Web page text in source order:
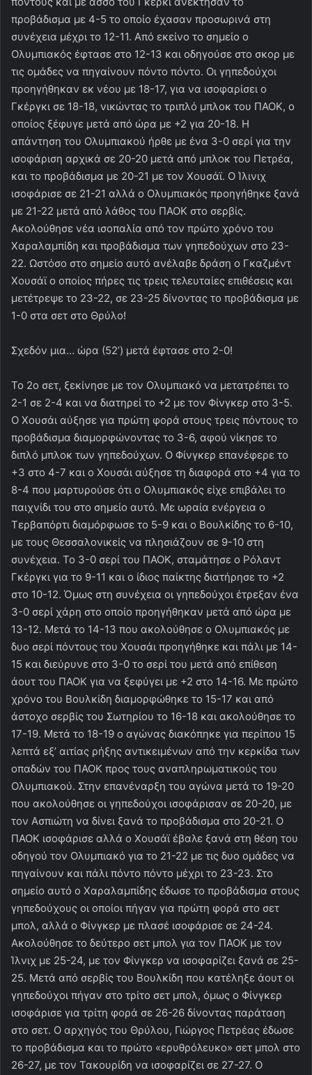
προβάδισμα με 4-5 το οποίο έχασαν προσωρινά στη
συνέχεια μέχρι το 12-11. Από εκείνο το σημείο ο
Ολυμπιακός έφτασε στο 12-13 και οδηγούσε στο σκορ με
τις ομάδες να πηγαίνουν πόντο πόντο. Οι γηπεδούχοι
προηγήθηκαν εκ νέου με 18-17, για να ισοφαρίσει ο
Γκέργκι σε 18-18, νικώντας το τριπλό μπλοκ του ΠΑΟΚ, ο
οποίος ξέφυγε μετά από ώρα με +2 για 20-18. Η
απάντηση του Ολυμπιακού ήρθε με ένα 3-0 σερί για την
ισοφάριση αρχικά σε 20-20 μετά από μπλοκ του Πετρέα,
και το προβάδισμα με 20-21 με τον Χουσάϊ. Ο Ίλινιχ
ισοφάρισε σε 21-21 αλλά ο Ολυμπιακός προηγήθηκε ξανά
με 21-22 μετά από λάθος του ΠΑΟΚ στο σερβίς.
Ακολούθησε νέα ισοπαλία από τον πρώτο χρόνο του
Χαραλαμπίδη και προβάδισμα των γηπεδούχων στο 23-
22. Ωστόσο στο σημείο αυτό ανέλαβε δράση ο Γκαζμέντ
Χουσάϊ ο οποίος πήρες τις τρεις τελευταίες επιθέσεις και
μετέτρεψε το 23-22, σε 23-25 δίνοντας το προβάδισμα με
1-0 στα σετ στο Θρύλο!
Σχεδόν μια… ώρα (52’) μετά έφτασε στο 2-0!
Το 2ο σετ, ξεκίνησε με τον Ολυμπιακό να μετατρέπει το
2-1 σε 2-4 και να διατηρεί το +2 με τον Φίνγκερ στο 3-5.
Ο Χουσάι αύξησε για πρώτη φορά στους τρεις πόντους το
προβάδισμα διαμορφώνοντας το 3-6, αφού νίκησε το
διπλό μπλοκ των γηπεδούχων. Ο Φίνγκερ επανέφερε το
+3 στο 4-7 και ο Χουσάι αύξησε τη διαφορά στο +4 για το
8-4 που μαρτυρούσε ότι ο Ολυμπιακός είχε επιβάλει το
παιχνίδι του στο σημείο αυτό. Με ωραία ενέργεια ο
Τερβαπόρτι διαμόρφωσε το 5-9 και ο Βουλκίδης το 6-10,
με τους Θεσσαλονικείς να πλησιάζουν σε 9-10 στη
συνέχεια. Το 3-0 σερί του ΠΑΟΚ, σταμάτησε ο Ρόλαντ
Γκέργκι για το 9-11 και ο ίδιος παίκτης διατήρησε το +2
στο 10-12. Όμως στη συνέχεια οι γηπεδούχοι έτρεξαν ένα
3-0 σερί χάρη στο οποίο προηγήθηκαν μετά από ώρα με
13-12. Μετά το 14-13 που ακολούθησε ο Ολυμπιακός με
δυο σερί πόντους του Χουσάι προηγήθηκε και πάλι με 14-
15 και διεύρυνε στο 3-0 το σερί του μετά από επίθεση
άουτ του ΠΑΟΚ για να ξεφύγει με +2 στο 14-16. Με πρώτο
χρόνο του Βουλκίδη διαμορφώθηκε το 15-17 και από
άστοχο σερβίς του Σωτηρίου το 16-18 και ακολούθησε το
17-19. Μετά το 18-19 ο αγώνας διακόπηκε για περίπου 15
λεπτά εξ’ αιτίας ρήξης αντικειμένων από την κερκίδα των
οπαδών του ΠΑΟΚ προς τους αναπληρωματικούς του
Ολυμπιακού. Στην επανέναρξη του αγώνα μετά το 19-20
που ακολούθησε οι γηπεδούχοι ισοφάρισαν σε 20-20, με
τον Ασπιώτη να δίνει ξανά το προβάδισμα στο 20-21. Ο
ΠΑΟΚ ισοφάρισε αλλά ο Χουσάϊ έβαλε ξανά στη θέση του
οδηγού τον Ολυμπιακό για το 21-22 με τις δυο ομάδες να
πηγαίνουν και πάλι πόντο πόντο μέχρι το 23-23. Στο
σημείο αυτό ο Χαραλαμπίδης έδωσε το προβάδισμα στους
γηπεδούχους οι οποίοι πήγαν για πρώτη φορά στο σετ
μπολ, αλλά ο Φίνγκερ με πλασέ ισοφάρισε σε 24-24.
Ακολούθησε το δεύτερο σετ μπολ για τον ΠΑΟΚ με τον
Ίλνιχ με 25-24, με τον Φίνγκερ να ισοφαρίζει ξανά σε 25-
25. Μετά από σερβίς του Βουλκίδη που κατέληξε άουτ οι
γηπεδούχοι πήγαν στο τρίτο σετ μπολ, όμως ο Φίνγκερ
ισοφάρισε για τρίτη φορά σε 26-26 δίνοντας παράταση
στο σετ. Ο αρχηγός του Θρύλου, Γιώργος Πετρέας έδωσε
το προβάδισμα και το πρώτο «ερυθρόλευκο» σετ μπολ στο
26-27, με τον Τακουρίδη να ισοφαρίζει σε 27-27. Ο